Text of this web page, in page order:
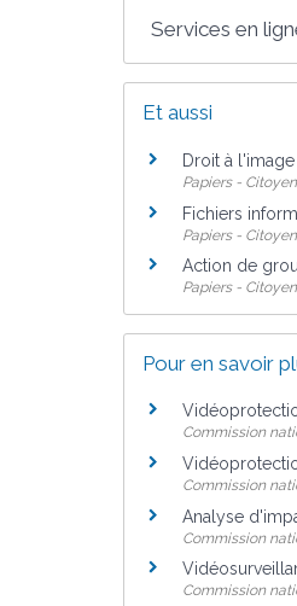
Services en
Et aussi
Droit à
Papiers -
Fichiers
Papiers -
Action de
Papiers -
Pour en savoir
Commission
Commission
Analyse
Commission
Commission